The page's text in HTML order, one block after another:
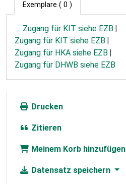
Exemplare ( 0 )
Zugang für KIT siehe EZB
Zugang für KIT siehe EZB
Zugang für HKA siehe EZB
Zugang für DHWB siehe EZB
Drucken
Zitieren
Meinem Korb hinzufügen
Datensatz speichern